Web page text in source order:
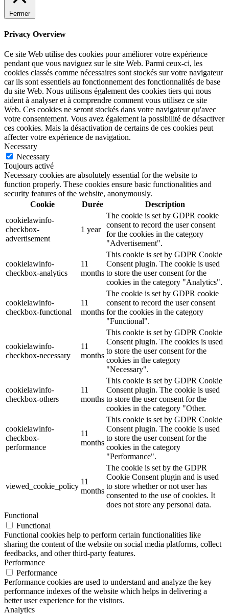
Fermer
Privacy Overview
Ce site Web utilise des cookies pour améliorer votre expérience
pendant que vous naviguez sur le site Web. Parmi ceux-ci, les
cookies classés comme nécessaires sont stockés sur votre navigateur
car ils sont essentiels au fonctionnement des fonctionnalités de base
du site Web. Nous utilisons également des cookies tiers qui nous
aident à analyser et à comprendre comment vous utilisez ce site
Web. Ces cookies ne seront stockés dans votre navigateur qu'avec
votre consentement. Vous avez également la possibilité de désactiver
ces cookies. Mais la désactivation de certains de ces cookies peut
affecter votre expérience de navigation.
Necessary
Necessary
Toujours activé
Necessary cookies are absolutely essential for the website to
function properly. These cookies ensure basic functionalities and
security features of the website, anonymously.
Cookie
Durée
Description
cookielawinfo-
checkbox-
advertisement
1 year
The cookie is set by GDPR cookie
consent to record the user consent
for the cookies in the category
"Advertisement".
cookielawinfo-
checkbox-analytics
11
months
This cookie is set by GDPR Cookie
Consent plugin. The cookie is used
to store the user consent for the
cookies in the category "Analytics".
cookielawinfo-
checkbox-functional
11
months
The cookie is set by GDPR cookie
consent to record the user consent
for the cookies in the category
"Functional".
cookielawinfo-
checkbox-necessary
11
months
This cookie is set by GDPR Cookie
Consent plugin. The cookies is used
to store the user consent for the
cookies in the category
"Necessary".
cookielawinfo-
checkbox-others
11
months
This cookie is set by GDPR Cookie
Consent plugin. The cookie is used
to store the user consent for the
cookies in the category "Other.
cookielawinfo-
checkbox-
performance
11
months
This cookie is set by GDPR Cookie
Consent plugin. The cookie is used
to store the user consent for the
cookies in the category
"Performance".
viewed_cookie_policy
11
months
The cookie is set by the GDPR
Cookie Consent plugin and is used
to store whether or not user has
consented to the use of cookies. It
does not store any personal data.
Functional
Functional
Functional cookies help to perform certain functionalities like
sharing the content of the website on social media platforms, collect
feedbacks, and other third-party features.
Performance
Performance
Performance cookies are used to understand and analyze the key
performance indexes of the website which helps in delivering a
better user experience for the visitors.
Analytics